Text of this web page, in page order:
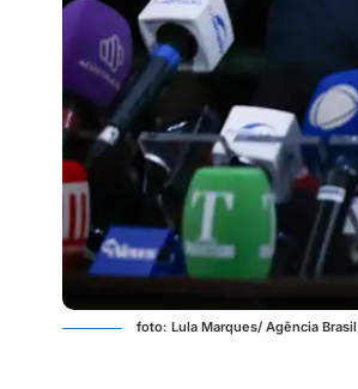
foto: Lula Marques/ Agência Brasil